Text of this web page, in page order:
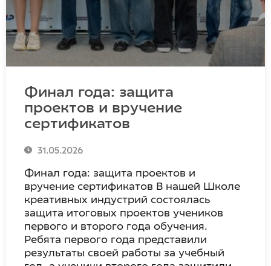
Финал года: защита
проектов и вручение
сертификатов
31.05.2026
Финал года: защита проектов и
вручение сертификатов В нашей Школе
креативных индустрий состоялась
защита итоговых проектов учеников
первого и второго года обучения.
Ребята первого года представили
результаты своей работы за учебный